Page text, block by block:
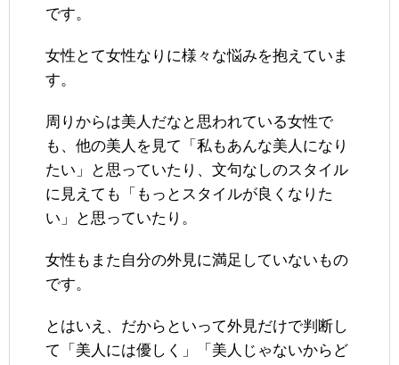
です。
女性とて女性なりに様々な悩みを抱えていま
す。
周りからは美人だなと思われている女性で
も、他の美人を見て「私もあんな美人になり
たい」と思っていたり、文句なしのスタイル
に見えても「もっとスタイルが良くなりた
い」と思っていたり。
女性もまた自分の外見に満足していないもの
です。
とはいえ、だからといって外見だけで判断し
て「美人には優しく」「美人じゃないからど